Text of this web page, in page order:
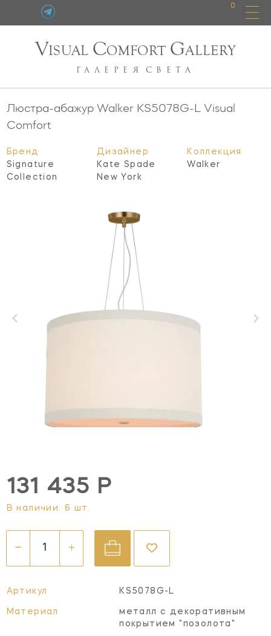
0
VISUAL COMFORT GALLERY
ГАЛЕРЕЯ СВЕТА
Люстра-абажур Walker KS5078G-L
Visual
Comfort
Бренд
Signature
Collection
Дизайнер
Kate Spade
New York
Коллекция
Walker
131 435 Р
В наличии: 6 шт.
Артикул KS5078G-L
Материал
металл с декоративным
покрытием "позолота"